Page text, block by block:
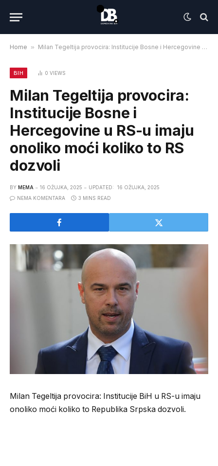
Home » Milan Tegeltija provocira: Institucije Bosne i Hercegovine u RS-u imaju onoliko moći koliko to RS dozvoli
BIH 0 VIEWS
Milan Tegeltija provocira:
Institucije Bosne i
Hercegovine u RS-u imaju
onoliko moći koliko to RS
dozvoli
BY MEMA 16 OŽUJKA, 2025 UPDATED:
16 OŽUJKA, 2025
NEMA KOMENTARA
3 MINS READ
Milan Tegeltija provocira: Institucije BiH u RS-u imaju
onoliko moći koliko to Republika Srpska dozvoli.